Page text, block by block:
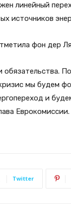
линейный
источников
фон дер
мы будем
и
Еврокомиссии.
Twitter